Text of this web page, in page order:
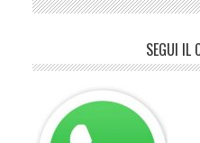
SEGUI IL